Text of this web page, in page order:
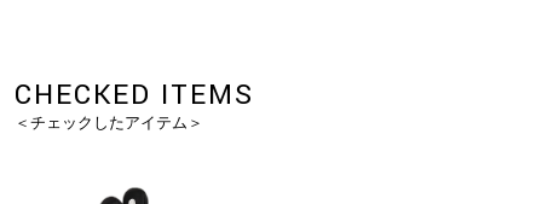
CHECKED ITEMS
＜チェックしたアイテム＞